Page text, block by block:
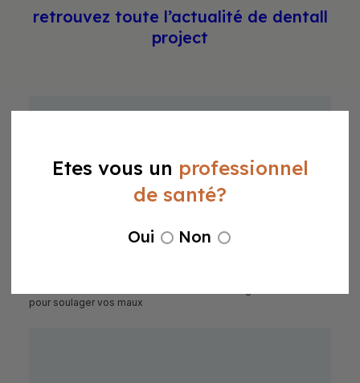
retrouvez toute l’actualité de dentall
project
pour soulager vos maux
Etes vous un professionnel
de santé?
Oui Non